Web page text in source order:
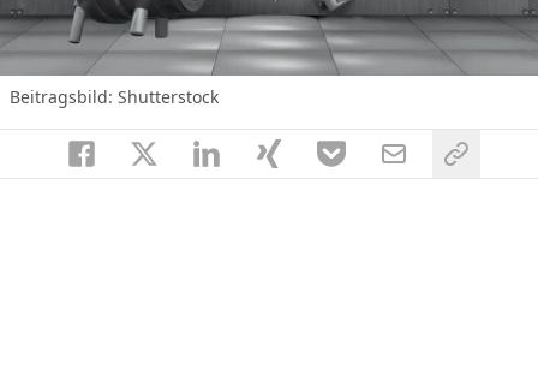
Beitragsbild: Shutterstock